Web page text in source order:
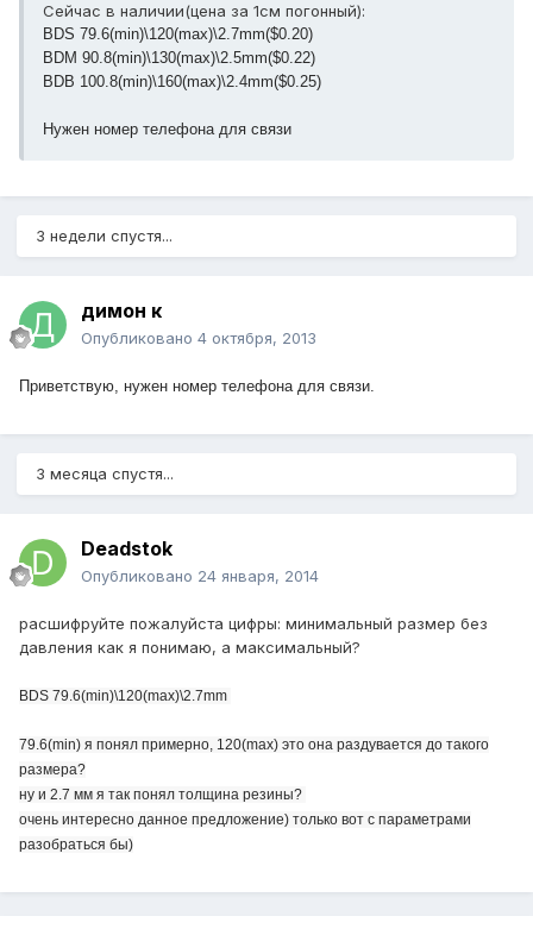
Сейчас в наличии(цена за 1см погонный):
BDS 79.6(min)\120(max)\2.7mm($0.20)
BDM 90.8(min)\130(max)\2.5mm($0.22)
BDB 100.8(min)\160(max)\2.4mm($0.25)
Нужен номер телефона для связи
3 недели спустя...
димон к
Опубликовано 4 октября, 2013
Приветствую, нужен номер телефона для связи.
3 месяца спустя...
Deadstok
Опубликовано 24 января, 2014
расшифруйте пожалуйста цифры: минимальный размер без
давления как я понимаю, а максимальный?
BDS 79.6(min)\120(max)\2.7mm
79.6(min) я понял примерно, 120(max) это она раздувается до такого
размера?
ну и 2.7 мм я так понял толщина резины?
очень интересно данное предложение) только вот с параметрами
разобраться бы)